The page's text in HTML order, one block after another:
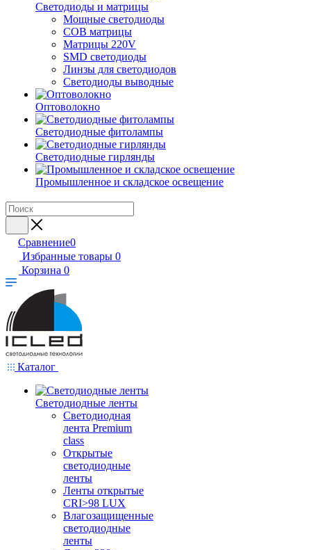
Светодиоды и матрицы
Мощные светодиоды
COB матрицы
Матрицы 220V
SMD светодиоды
Линзы для светодиодов
Светодиоды выводные
Оптоволокно
Светодиодные фитолампы
Светодиодные гирлянды
Промышленное и складское освещение
Сравнение0
Избранные товары 0
Корзина 0
Каталог
Светодиодные ленты
Светодиодная
лента Premium
class
Открытые
светодиодные
ленты
Ленты открытые
CRI>98 LUX
Влагозащищенные
светодиодные
ленты